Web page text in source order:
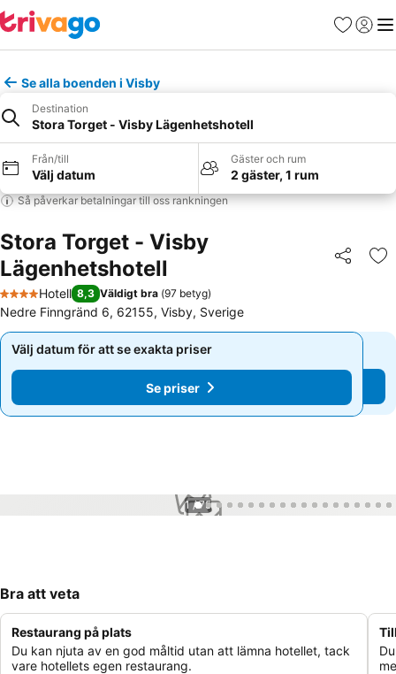
Favoriter
Logga
Se alla boenden i Visby
Destination
Stora Torget - Visby Lägenhetshotell
Från/till
Välj datum
Gäster och rum
2 gäster, 1 rum
Så påverkar betalningar till oss rankningen
Stora Torget - Visby
Lägenhetshotell
Dela
4 Stjärnor
Hotell 8,3 Väldigt bra (97 betyg)
Nedre Finngränd 6, 62155, Visby, Sverige
Välj datum för att se exakta priser
Se priser
Välj datum för att se exakta priser
Se priser
1 / 75
Bra att veta
Restaurang på plats
Du kan njuta av en god måltid utan att lämna hotellet, tack
vare hotellets egen restaurang.